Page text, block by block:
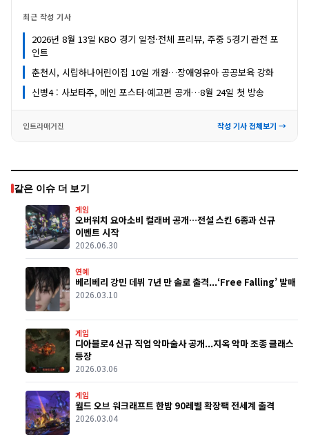
최근 작성 기사
2026년 8월 13일 KBO 경기 일정·전체 프리뷰, 주중 5경기 관전 포
인트
춘천시, 시립하나어린이집 10일 개원…장애영유아 공공보육 강화
신병4 : 사보타주, 메인 포스터·예고편 공개…8월 24일 첫 방송
인트라매거진 작성 기사 전체보기 →
같은 이슈 더 보기
게임
오버워치 요아소비 컬래버 공개…전설 스킨 6종과 신규
이벤트 시작
2026.06.30
연예
베리베리 강민 데뷔 7년 만 솔로 출격...‘Free Falling’ 발매
2026.03.10
게임
디아블로4 신규 직업 악마술사 공개...지옥 악마 조종 클래스
등장
2026.03.06
게임
월드 오브 워크래프트 한밤 90레벨 확장팩 전세계 출격
2026.03.04